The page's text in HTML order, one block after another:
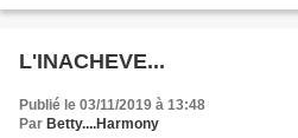
L'INACHEVE...
Publié le 03/11/2019 à 13:48
Par Betty....Harmony